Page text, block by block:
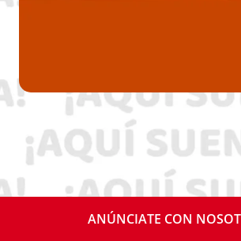
ANÚNCIATE CON